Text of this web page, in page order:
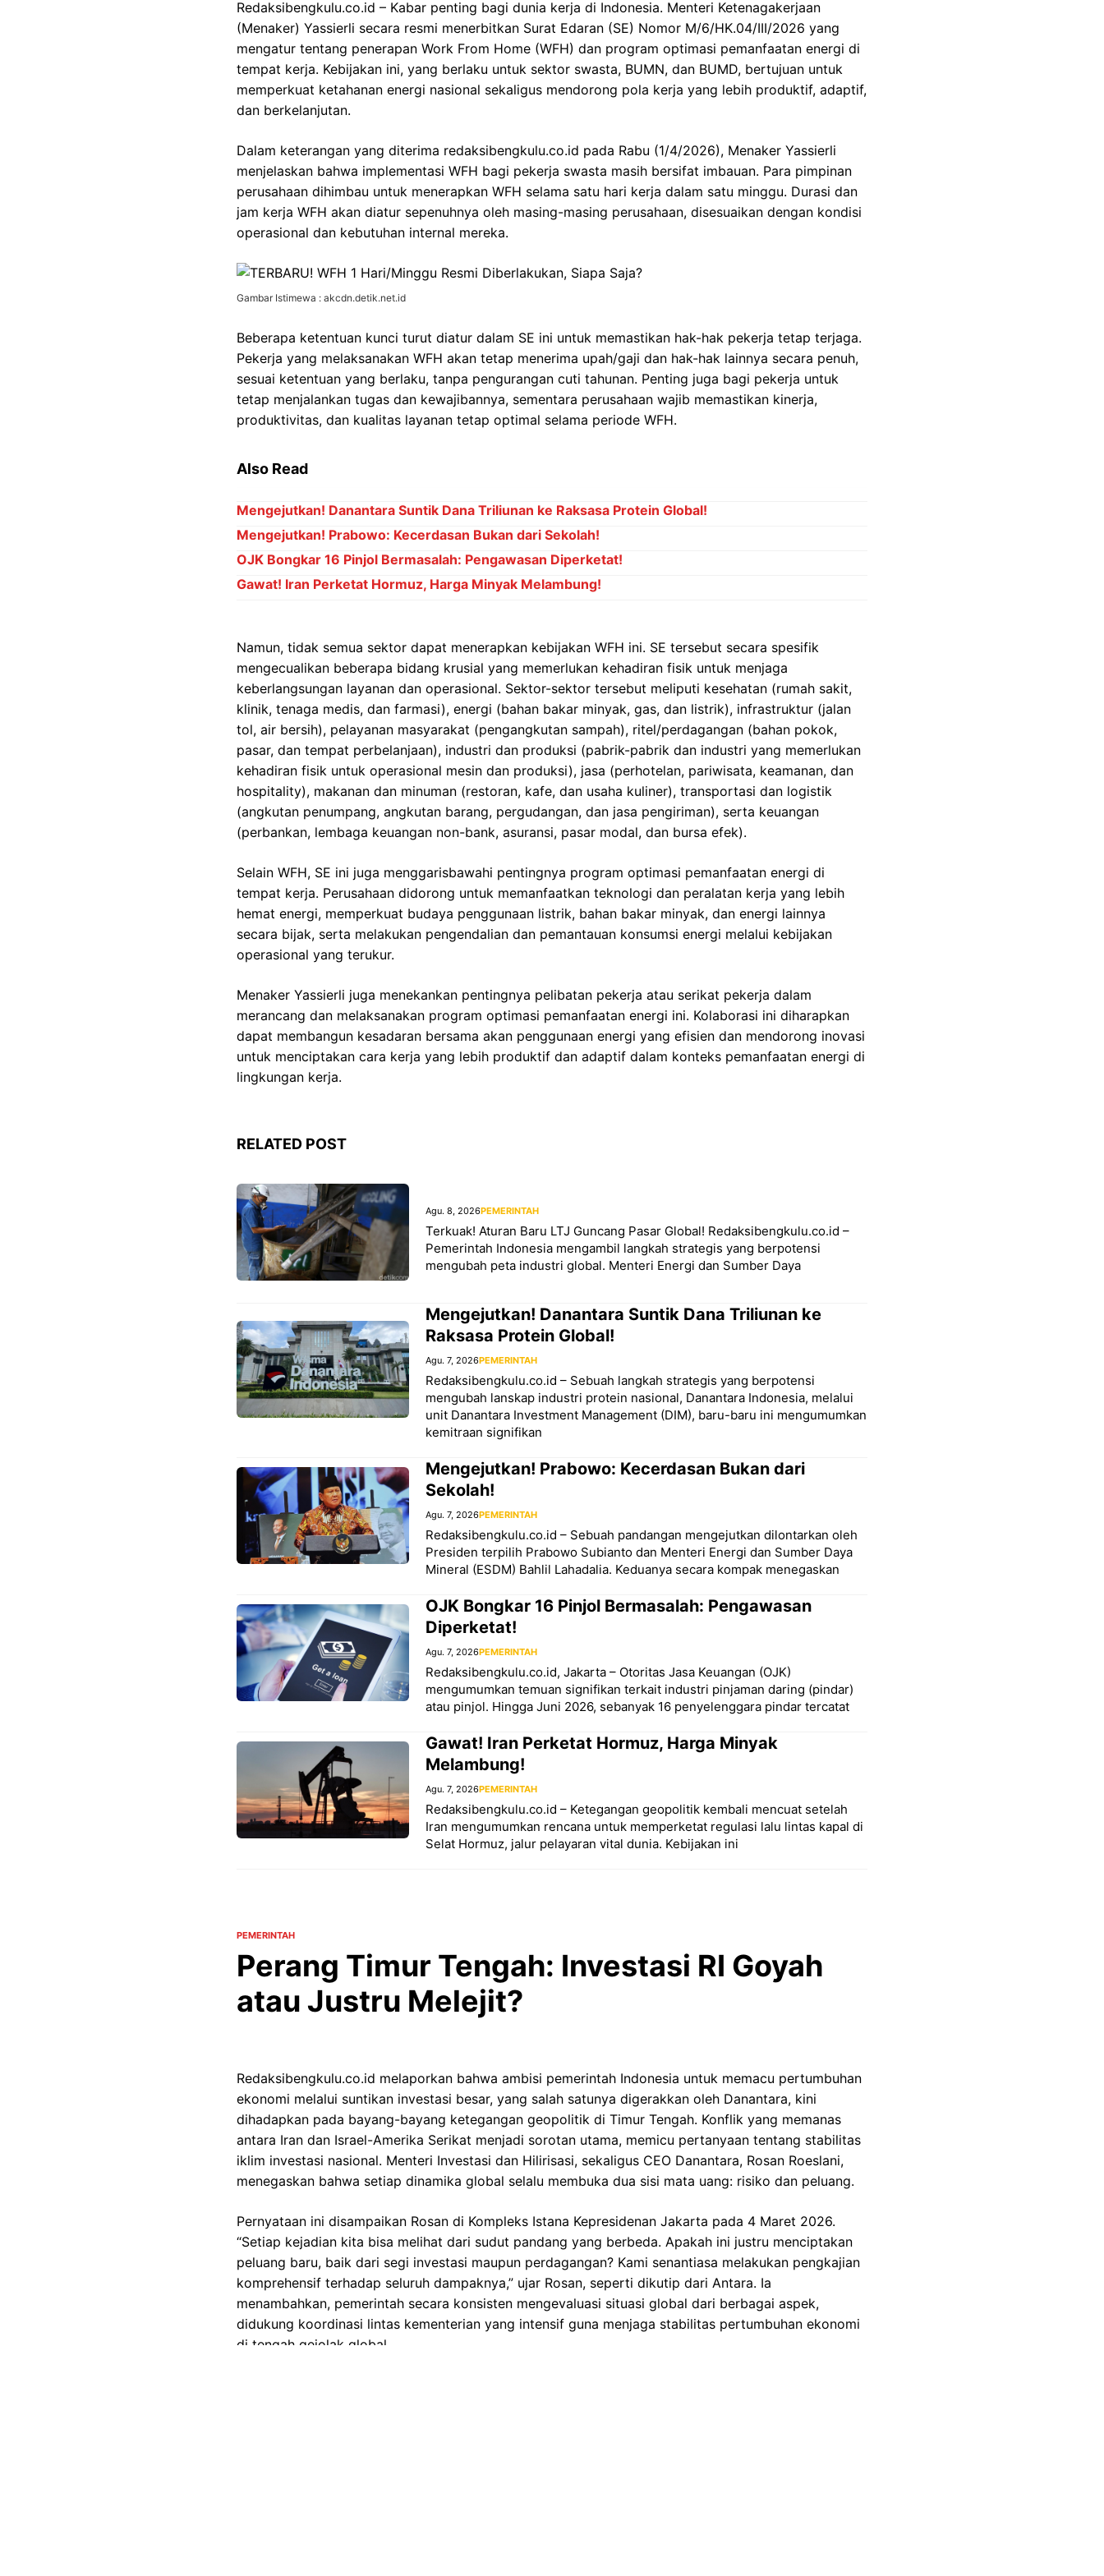
Redaksibengkulu.co.id – Kabar penting bagi dunia kerja di Indonesia. Menteri Ketenagakerjaan
(Menaker) Yassierli secara resmi menerbitkan Surat Edaran (SE) Nomor M/6/HK.04/III/2026 yang
mengatur tentang penerapan Work From Home (WFH) dan program optimasi pemanfaatan energi di
tempat kerja. Kebijakan ini, yang berlaku untuk sektor swasta, BUMN, dan BUMD, bertujuan untuk
memperkuat ketahanan energi nasional sekaligus mendorong pola kerja yang lebih produktif, adaptif,
dan berkelanjutan.
Dalam keterangan yang diterima redaksibengkulu.co.id pada Rabu (1/4/2026), Menaker Yassierli
menjelaskan bahwa implementasi WFH bagi pekerja swasta masih bersifat imbauan. Para pimpinan
perusahaan dihimbau untuk menerapkan WFH selama satu hari kerja dalam satu minggu. Durasi dan
jam kerja WFH akan diatur sepenuhnya oleh masing-masing perusahaan, disesuaikan dengan kondisi
operasional dan kebutuhan internal mereka.
Gambar Istimewa : akcdn.detik.net.id
Beberapa ketentuan kunci turut diatur dalam SE ini untuk memastikan hak-hak pekerja tetap terjaga.
Pekerja yang melaksanakan WFH akan tetap menerima upah/gaji dan hak-hak lainnya secara penuh,
sesuai ketentuan yang berlaku, tanpa pengurangan cuti tahunan. Penting juga bagi pekerja untuk
tetap menjalankan tugas dan kewajibannya, sementara perusahaan wajib memastikan kinerja,
produktivitas, dan kualitas layanan tetap optimal selama periode WFH.
Also Read
Mengejutkan! Danantara Suntik Dana Triliunan ke Raksasa Protein Global!
Mengejutkan! Prabowo: Kecerdasan Bukan dari Sekolah!
OJK Bongkar 16 Pinjol Bermasalah: Pengawasan Diperketat!
Gawat! Iran Perketat Hormuz, Harga Minyak Melambung!
Namun, tidak semua sektor dapat menerapkan kebijakan WFH ini. SE tersebut secara spesifik
mengecualikan beberapa bidang krusial yang memerlukan kehadiran fisik untuk menjaga
keberlangsungan layanan dan operasional. Sektor-sektor tersebut meliputi kesehatan (rumah sakit,
klinik, tenaga medis, dan farmasi), energi (bahan bakar minyak, gas, dan listrik), infrastruktur (jalan
tol, air bersih), pelayanan masyarakat (pengangkutan sampah), ritel/perdagangan (bahan pokok,
pasar, dan tempat perbelanjaan), industri dan produksi (pabrik-pabrik dan industri yang memerlukan
kehadiran fisik untuk operasional mesin dan produksi), jasa (perhotelan, pariwisata, keamanan, dan
hospitality), makanan dan minuman (restoran, kafe, dan usaha kuliner), transportasi dan logistik
(angkutan penumpang, angkutan barang, pergudangan, dan jasa pengiriman), serta keuangan
(perbankan, lembaga keuangan non-bank, asuransi, pasar modal, dan bursa efek).
Selain WFH, SE ini juga menggarisbawahi pentingnya program optimasi pemanfaatan energi di
tempat kerja. Perusahaan didorong untuk memanfaatkan teknologi dan peralatan kerja yang lebih
hemat energi, memperkuat budaya penggunaan listrik, bahan bakar minyak, dan energi lainnya
secara bijak, serta melakukan pengendalian dan pemantauan konsumsi energi melalui kebijakan
operasional yang terukur.
Menaker Yassierli juga menekankan pentingnya pelibatan pekerja atau serikat pekerja dalam
merancang dan melaksanakan program optimasi pemanfaatan energi ini. Kolaborasi ini diharapkan
dapat membangun kesadaran bersama akan penggunaan energi yang efisien dan mendorong inovasi
untuk menciptakan cara kerja yang lebih produktif dan adaptif dalam konteks pemanfaatan energi di
lingkungan kerja.
RELATED POST
Agu. 8, 2026PEMERINTAH
Terkuak! Aturan Baru LTJ Guncang Pasar Global! Redaksibengkulu.co.id –
Pemerintah Indonesia mengambil langkah strategis yang berpotensi
mengubah peta industri global. Menteri Energi dan Sumber Daya
Mengejutkan! Danantara Suntik Dana Triliunan ke
Raksasa Protein Global!
Agu. 7, 2026PEMERINTAH
Redaksibengkulu.co.id – Sebuah langkah strategis yang berpotensi
mengubah lanskap industri protein nasional, Danantara Indonesia, melalui
unit Danantara Investment Management (DIM), baru-baru ini mengumumkan
kemitraan signifikan
Mengejutkan! Prabowo: Kecerdasan Bukan dari
Sekolah!
Agu. 7, 2026PEMERINTAH
Redaksibengkulu.co.id – Sebuah pandangan mengejutkan dilontarkan oleh
Presiden terpilih Prabowo Subianto dan Menteri Energi dan Sumber Daya
Mineral (ESDM) Bahlil Lahadalia. Keduanya secara kompak menegaskan
OJK Bongkar 16 Pinjol Bermasalah: Pengawasan
Diperketat!
Agu. 7, 2026PEMERINTAH
Redaksibengkulu.co.id, Jakarta – Otoritas Jasa Keuangan (OJK)
mengumumkan temuan signifikan terkait industri pinjaman daring (pindar)
atau pinjol. Hingga Juni 2026, sebanyak 16 penyelenggara pindar tercatat
Gawat! Iran Perketat Hormuz, Harga Minyak
Melambung!
Agu. 7, 2026PEMERINTAH
Redaksibengkulu.co.id – Ketegangan geopolitik kembali mencuat setelah
Iran mengumumkan rencana untuk memperketat regulasi lalu lintas kapal di
Selat Hormuz, jalur pelayaran vital dunia. Kebijakan ini
PEMERINTAH
Perang Timur Tengah: Investasi RI Goyah
atau Justru Melejit?
Redaksibengkulu.co.id melaporkan bahwa ambisi pemerintah Indonesia untuk memacu pertumbuhan
ekonomi melalui suntikan investasi besar, yang salah satunya digerakkan oleh Danantara, kini
dihadapkan pada bayang-bayang ketegangan geopolitik di Timur Tengah. Konflik yang memanas
antara Iran dan Israel-Amerika Serikat menjadi sorotan utama, memicu pertanyaan tentang stabilitas
iklim investasi nasional. Menteri Investasi dan Hilirisasi, sekaligus CEO Danantara, Rosan Roeslani,
menegaskan bahwa setiap dinamika global selalu membuka dua sisi mata uang: risiko dan peluang.
Pernyataan ini disampaikan Rosan di Kompleks Istana Kepresidenan Jakarta pada 4 Maret 2026.
“Setiap kejadian kita bisa melihat dari sudut pandang yang berbeda. Apakah ini justru menciptakan
peluang baru, baik dari segi investasi maupun perdagangan? Kami senantiasa melakukan pengkajian
komprehensif terhadap seluruh dampaknya,” ujar Rosan, seperti dikutip dari Antara. Ia
menambahkan, pemerintah secara konsisten mengevaluasi situasi global dari berbagai aspek,
didukung koordinasi lintas kementerian yang intensif guna menjaga stabilitas pertumbuhan ekonomi